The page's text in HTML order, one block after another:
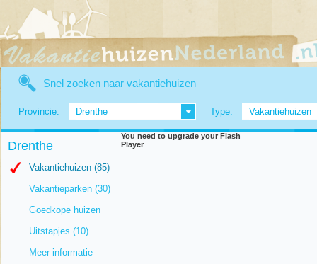
Snel zoeken naar vakantiehuizen
Provincie: Drenthe Type: Vakantiehuizen
Drenthe
Vakantiehuizen (85)
Vakantieparken (30)
Goedkope huizen
Uitstapjes (10)
Meer informatie
You need to upgrade your Flash
Player